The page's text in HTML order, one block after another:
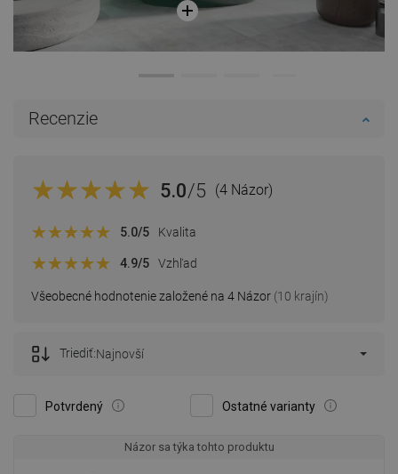
Recenzie
5.0/5 (4 Názor)
Všeobecné hodnotenie založené na 4 Názor (10 krajín)
5.0/5 Kvalita
4.9/5 Vzhľad
Potvrdený Ostatné varianty
Triediť:Najnovší
Názor sa týka tohto produktu